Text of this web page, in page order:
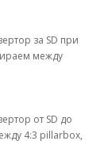
за SD при
между
от SD до
4:3 pillarbox,